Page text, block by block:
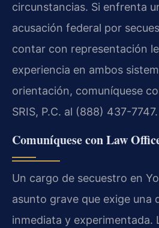
circunstancias. Si enfrenta
acusación federal por
contar con representación
experiencia en ambos
orientación, comuníquese
SRIS, P.C. al (888) 437-7747.
Comuníquese con Law
Un cargo de secuestro en
asunto grave que exige una
inmediata y experimentada.